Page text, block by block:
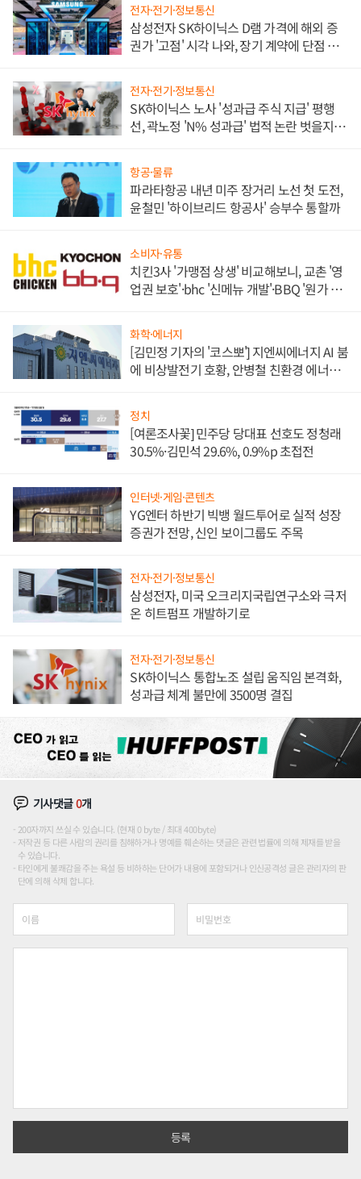
전자·전기·정보통신
삼성전자 SK하이닉스 D램 가격에 해외 증
권가 '고점' 시각 나와, 장기 계약에 단점 부
전자·전기·정보통신
SK하이닉스 노사 '성과급 주식 지급' 평행
선, 곽노정 'N% 성과급' 법적 논란 벗을지 주
항공·물류
파라타항공 내년 미주 장거리 노선 첫 도전,
윤철민 '하이브리드 항공사' 승부수 통할까
소비자·유통
치킨3사 '가맹점 상생' 비교해보니, 교촌 '영
업권 보호'·bhc '신메뉴 개발'·BBQ '원가 부
화학·에너지
[김민정 기자의 '코스뽀'] 지엔씨에너지 AI 붐
에 비상발전기 호황, 안병철 친환경 에너지
정치
[여론조사꽃] 민주당 당대표 선호도 정청래
30.5%·김민석 29.6%, 0.9%p 초접전
인터넷·게임·콘텐츠
YG엔터 하반기 빅뱅 월드투어로 실적 성장
증권가 전망, 신인 보이그룹도 주목
전자·전기·정보통신
삼성전자, 미국 오크리지국립연구소와 극저
온 히트펌프 개발하기로
전자·전기·정보통신
SK하이닉스 통합노조 설립 움직임 본격화,
성과급 체계 불만에 3500명 결집
기사댓글0개
200자까지 쓰실 수 있습니다. (현재 0 byte / 최대 400byte)
저작권 등 다른 사람의 권리를 침해하거나 명예를 훼손하는 댓글은 관련 법률에 의해 제재를 받을
수 있습니다.
타인에게 불쾌감을 주는 욕설 등 비하하는 단어가 내용에 포함되거나 인신공격성 글은 관리자의 판
단에 의해 삭제 합니다.